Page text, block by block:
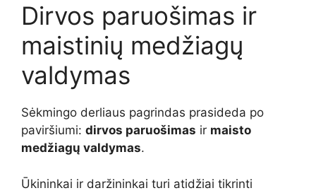
Dirvos paruošimas ir
maistinių medžiagų
valdymas
Sėkmingo derliaus pagrindas prasideda po
paviršiumi: dirvos paruošimas ir maisto
medžiagų valdymas.
Ūkininkai ir daržininkai turi atidžiai tikrinti